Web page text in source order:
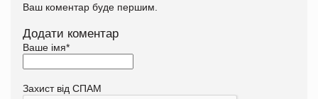
Ваш коментар буде першим.
Додати коментар
Ваше імя*
Захист від СПАМ